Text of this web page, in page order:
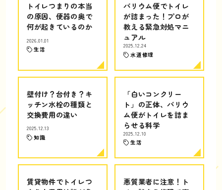
トイレつまりの本当
の原因、便器の奥で
何が起きているのか
2026.01.01
生活
バリウム便でトイレ
が詰まった！プロが
教える緊急対処マニ
ュアル
2025.12.24
水道修理
壁付け？台付き？キ
ッチン水栓の種類と
交換費用の違い
2025.12.13
知識
「白いコンクリー
ト」の正体、バリウ
ム便がトイレを詰ま
らせる科学
2025.12.10
生活
賃貸物件でトイレつ
悪質業者に注意！ト